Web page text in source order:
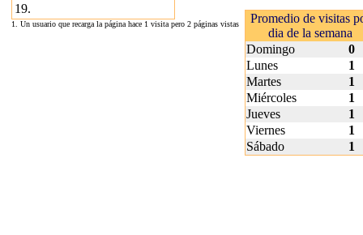
19.
1. Un usuario que recarga la página hace 1 visita pero 2 páginas vistas
Promedio de visitas
dia de la semana
Domingo
0
Lunes
1
Martes
1
Miércoles
1
Jueves
1
Viernes
1
Sábado
1